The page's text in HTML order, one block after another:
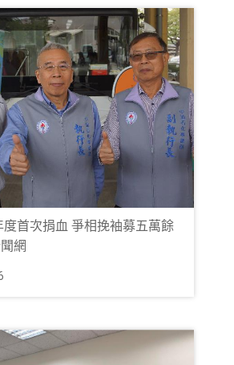
度首次捐血 爭相挽袖募五萬餘
網